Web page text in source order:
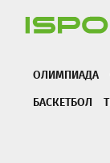
ОЛИМПИАДА
БАСКЕТБОЛ